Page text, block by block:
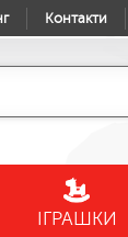
Контакти
ІГРАШКИ